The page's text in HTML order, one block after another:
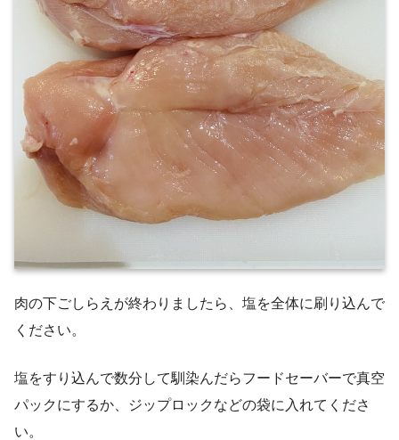
肉の下ごしらえが終わりましたら、塩を全体に刷り込んで
ください。
塩をすり込んで数分して馴染んだらフードセーバーで真空
パックにするか、ジップロックなどの袋に入れてくださ
い。